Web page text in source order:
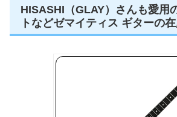
HISASHI（GLAY）さんも愛用
トなどゼマイティス ギターの